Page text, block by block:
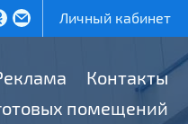
Личный кабинет
Контакты
помещений